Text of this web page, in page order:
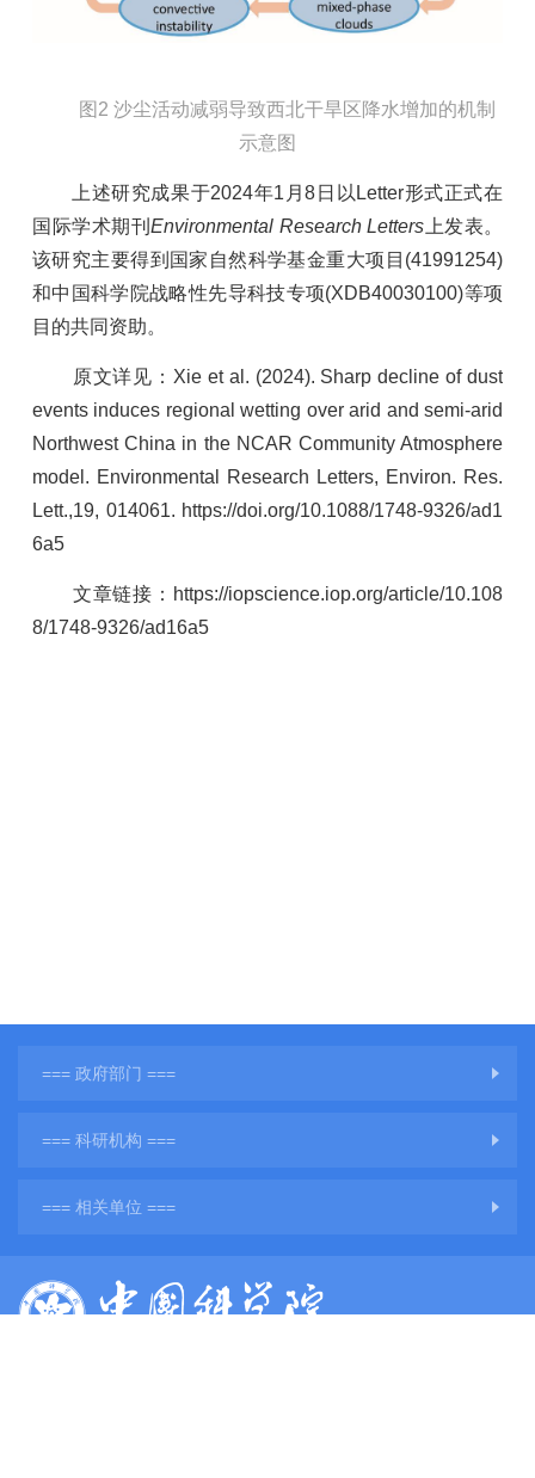
图2 沙尘活动减弱导致西北干旱区降水增加的机制
示意图
上述研究成果于2024年1月8日以Letter形式正式在
国际学术期刊 Environmental Research Letters 上发表。
该研究主要得到国家自然科学基金重大项目(41991254)
和中国科学院战略性先导科技专项(XDB40030100)等项
目的共同资助。
原文详见： Xie et al. (2024). Sharp decline of dust
events induces regional wetting over arid and semi-arid
Northwest China in the NCAR Community Atmosphere
model. Environmental Research Letters, Environ. Res.
Lett.,19, 014061. https://doi.org/10.1088/1748-9326/ad1
6a5
文章链接： https://iopscience.iop.org/article/10.108
8/1748-9326/ad16a5
=== 政府部门 ===
=== 科研机构 ===
=== 相关单位 ===